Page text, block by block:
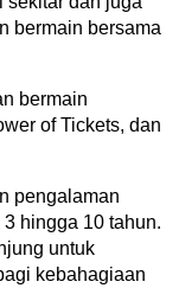
bermain bersama
bermain
of Tickets, dan
pengalaman
hingga 10 tahun.
untuk
kebahagiaan